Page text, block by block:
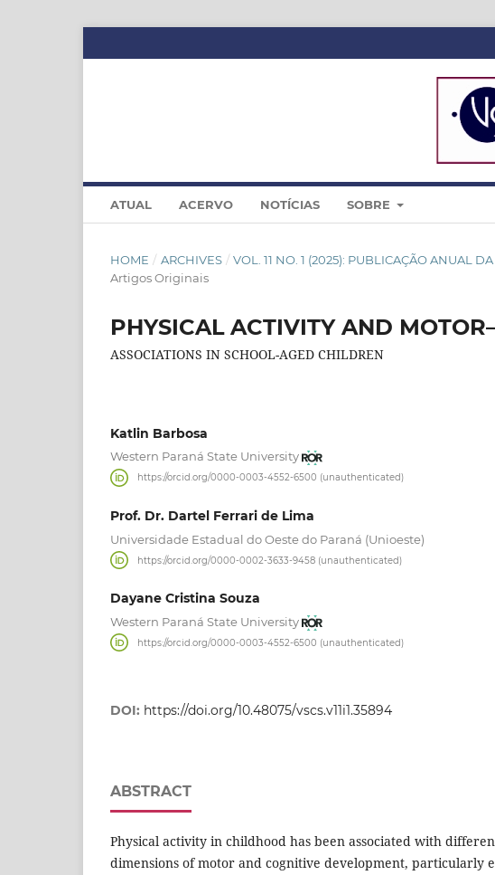
ATUAL ACERVO NOTÍCIAS SOBRE
HOME / ARCHIVES / VOL. 11 NO. 1 (2025): PUBLICAÇÃO ANUAL
Artigos Originais
PHYSICAL ACTIVITY AND
ASSOCIATIONS IN SCHOOL-AGED CHILDREN
Katlin Barbosa
Western Paraná State University
https://orcid.org/0000-0003-4552-6500 (unauthenticated)
Prof. Dr. Dartel Ferrari de Lima
Universidade Estadual do Oeste do Paraná (Unioeste)
https://orcid.org/0000-0002-3633-9458 (unauthenticated)
Dayane Cristina Souza
Western Paraná State University
https://orcid.org/0000-0003-4552-6500 (unauthenticated)
DOI: https://doi.org/10.48075/vscs.v11i1.35894
ABSTRACT
Physical activity in childhood has been associated with
dimensions of motor and cognitive development, particularly